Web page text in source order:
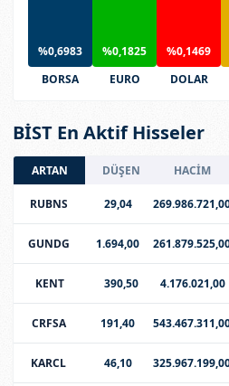
%0,6983
BORSA
%0,1825
EURO
%0,1469
DOLAR
BİST En Aktif Hisseler
ARTAN DÜŞEN HACİM
RUBNS 29,04
GUNDG 1.694,00
KENT 390,50 4.176.021,00
CRFSA 191,40
KARCL 46,10